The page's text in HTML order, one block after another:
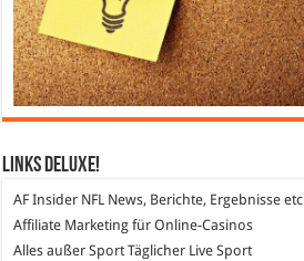
Links DeLuXe!
AF Insider NFL News, Berichte, Ergebnisse
Affiliate Marketing für Online-Casinos
Alles außer Sport Täglicher Live Sport